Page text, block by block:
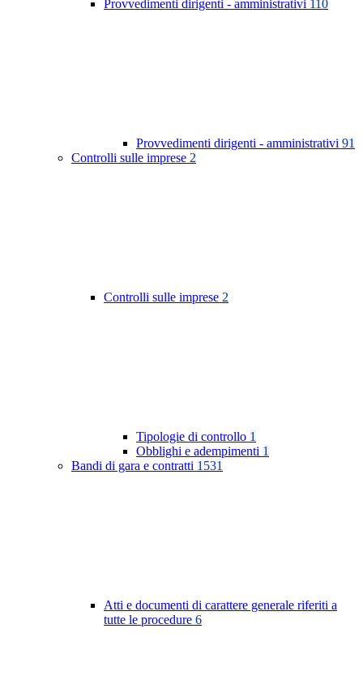
Provvedimenti dirigenti - amministrativi 110
Provvedimenti dirigenti - amministrativi 91
Controlli sulle imprese 2
Controlli sulle imprese 2
Tipologie di controllo 1
Obblighi e adempimenti 1
Bandi di gara e contratti 1531
Atti e documenti di carattere generale riferiti a
tutte le procedure 6